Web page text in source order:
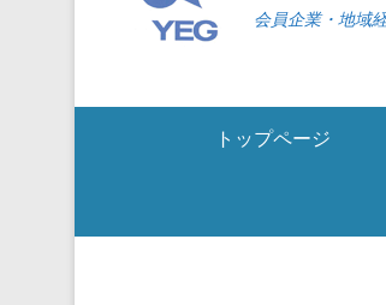
会員企業・地域
トップページ